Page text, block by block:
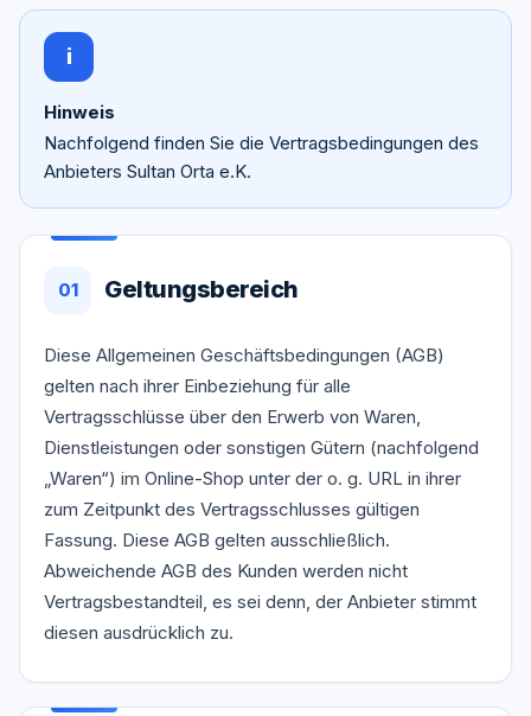
i
Hinweis
Nachfolgend finden Sie die Vertragsbedingungen des
Anbieters Sultan Orta e.K.
01 Geltungsbereich
Diese Allgemeinen Geschäftsbedingungen (AGB)
gelten nach ihrer Einbeziehung für alle
Vertragsschlüsse über den Erwerb von Waren,
Dienstleistungen oder sonstigen Gütern (nachfolgend
„Waren“) im Online-Shop unter der o. g. URL in ihrer
zum Zeitpunkt des Vertragsschlusses gültigen
Fassung. Diese AGB gelten ausschließlich.
Abweichende AGB des Kunden werden nicht
Vertragsbestandteil, es sei denn, der Anbieter stimmt
diesen ausdrücklich zu.